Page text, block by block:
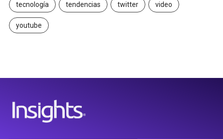
tecnología tendencias twitter video
youtube